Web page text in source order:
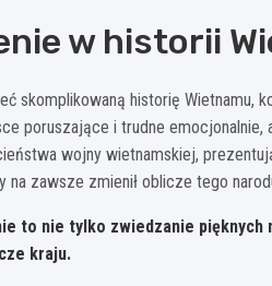
w historii
skomplikowaną historię Wietnamu,
poruszające i trudne
wojny wietnamskiej,
na zawsze zmienił oblicze tego
to nie tylko zwiedzanie
kraju.